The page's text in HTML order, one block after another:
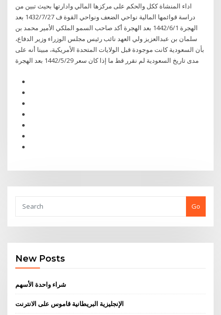
اداء المنشاة ككل والحكم على مركزها المالي وادارتها بحيث تبين من
دراسة قوائمها المالية نواحي الضعف ونواحي القوة ف 27‏‏/7‏‏/1432 بعد
الهجرة 1‏‏/6‏‏/1442 بعد الهجرة أكد صاحب السمو الملكي الأمير محمد بن
سلمان بن عبدالعزيز ولي العهد نائب رئيس مجلس الوزراء وزير الدفاع،
بأن السعودية كانت موجودة قبل الولايات المتحدة الأمريكية، مبينا أنه على
مدى تاريخ السعودية لم نقرر قط ما إذا كان سعر 29‏‏/5‏‏/1442 بعد الهجرة
Go
New Posts
شراء واحدة الأسهم
الإنجليزية البريطانية قاموس على الانترنت